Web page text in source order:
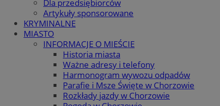
Dla przedsiębiorców
Artykuły sponsorowane
KRYMINALNE
MIASTO
INFORMACJE O MIEŚCIE
Historia miasta
Ważne adresy i telefony
Harmonogram wywozu odpadów
Parafie i Msze Święte w Chorzowie
Rozkłady jazdy w Chorzowie